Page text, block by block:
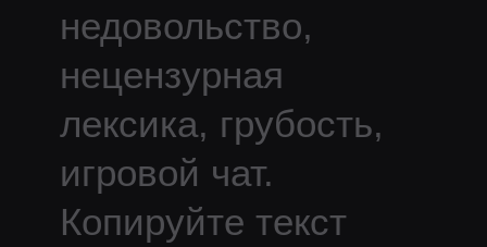
недовольство,
нецензурная
лексика, грубость,
игровой чат.
Копируйте текст